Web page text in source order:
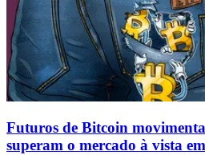
Futuros de Bitcoin
superam o mercado à vista